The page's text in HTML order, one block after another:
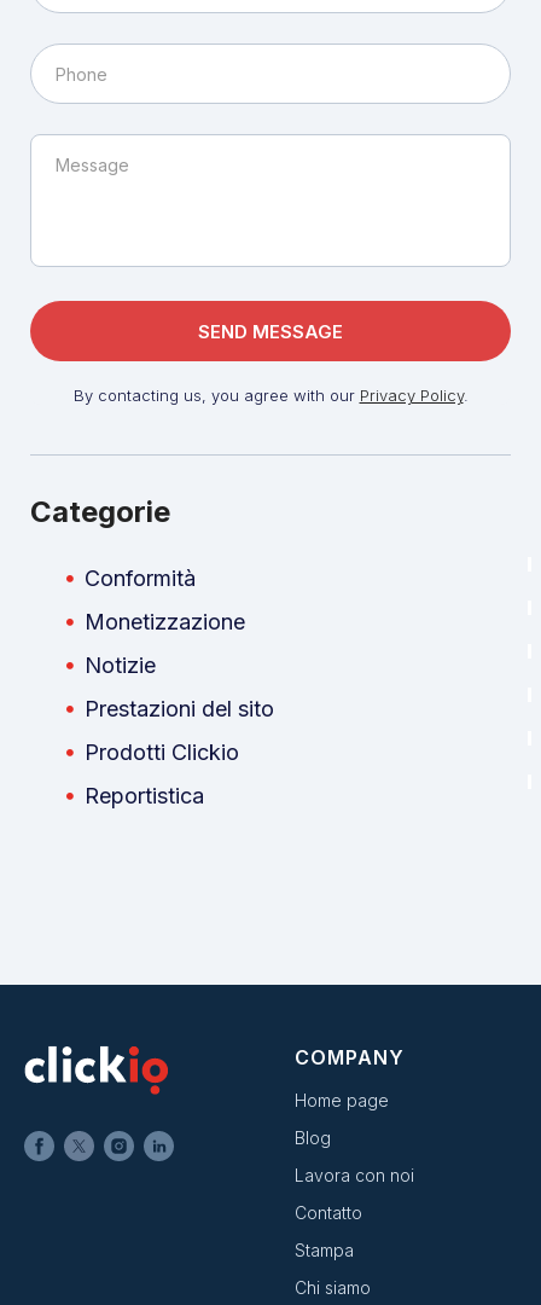
By contacting us, you agree with our Privacy Policy.
Categorie
Conformità
Monetizzazione
Notizie
Prestazioni del sito
Prodotti Clickio
Reportistica
COMPANY
Home page
Blog
Lavora con noi
Contatto
Stampa
Chi siamo